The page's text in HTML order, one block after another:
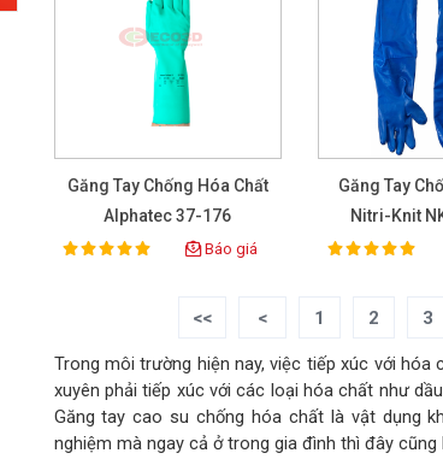
Găng Tay Chống Hóa Chất
Alphatec 37-176
Rating:
100% Báo giá
Găng Tay
Nitri-Knit
Rating:
100%
<< < 1 2 3
Trong môi trường hiện nay, việc tiếp xúc với
xuyên phải tiếp xúc với các loại hóa chất như
Găng tay cao su chống hóa chất là vật dụng
nghiệm mà ngay cả ở trong gia đình thì đây